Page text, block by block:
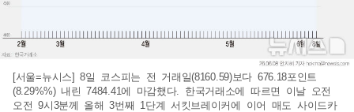
[서울=뉴시스] 8일 코스피는 전 거래일(8160.59)보다 676.18포인트
(8.29%%) 내린 7484.41에 마감했다. 한국거래소에 따르면 이날 오전
오전 9시3분께 올해 3번째 1단계 서킷브레이커에 이어 매도 사이드카